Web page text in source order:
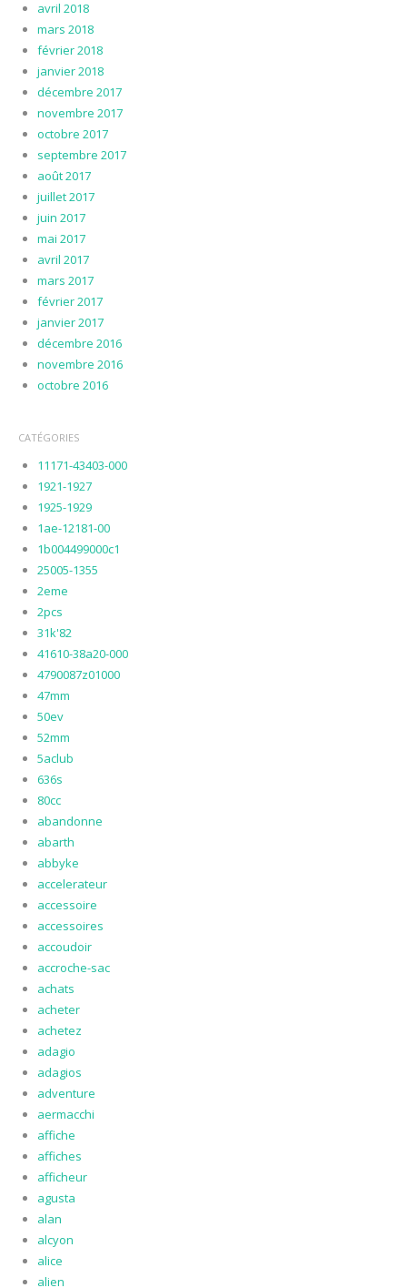
avril 2018
mars 2018
février 2018
janvier 2018
décembre 2017
novembre 2017
octobre 2017
septembre 2017
août 2017
juillet 2017
juin 2017
mai 2017
avril 2017
mars 2017
février 2017
janvier 2017
décembre 2016
novembre 2016
octobre 2016
CATÉGORIES
11171-43403-000
1921-1927
1925-1929
1ae-12181-00
1b004499000c1
25005-1355
2eme
2pcs
31k'82
41610-38a20-000
4790087z01000
47mm
50ev
52mm
5aclub
636s
80cc
abandonne
abarth
abbyke
accelerateur
accessoire
accessoires
accoudoir
accroche-sac
achats
acheter
achetez
adagio
adagios
adventure
aermacchi
affiche
affiches
afficheur
agusta
alan
alcyon
alice
alien